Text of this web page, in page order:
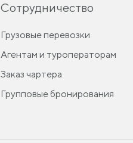
Сотрудничество
Грузовые перевозки
Агентам и туроператорам
Заказ чартера
Групповые бронирования